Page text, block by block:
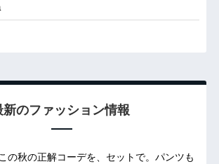
新のファッション情報
この秋の正解コーデを、セットで。パンツも